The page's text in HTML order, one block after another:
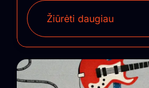
Žiūrėti daugiau